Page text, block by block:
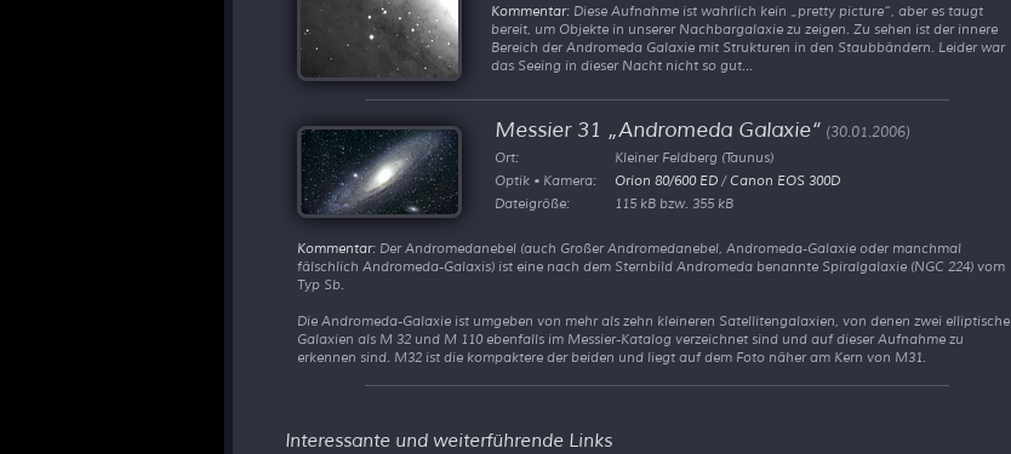
Kommentar: Diese Aufnahme ist wahrlich kein pretty picture
, aber es taugt
bereit, um Objekte in unserer Nachbargalaxie zu zeigen. Zu sehen ist der innere
Bereich der Andromeda Galaxie mit Strukturen in den Staubbändern. Leider war
das Seeing in dieser Nacht nicht so gut...
Messier 31 Andromeda Galaxie (30.01.2006)
Ort:
Kleiner Feldberg (Taunus)
Optik • Kamera:
Orion 80/600 ED / Canon EOS 300D
Dateigröße:
115 kB bzw. 355 kB
Kommentar: Der Andromedanebel (auch Großer Andromedanebel, Andromeda-Galaxie oder manchmal
fälschlich Andromeda-Galaxis) ist eine nach dem Sternbild Andromeda benannte Spiralgalaxie (NGC 224) vom
Typ Sb.
Die Andromeda-Galaxie ist umgeben von mehr als zehn kleineren Satellitengalaxien, von denen zwei elliptische
Galaxien als M 32 und M 110 ebenfalls im Messier-Katalog verzeichnet sind und auf dieser Aufnahme zu
erkennen sind. M32 ist die kompaktere der beiden und liegt auf dem Foto näher am Kern von M31.
Interessante und weiterführende Links